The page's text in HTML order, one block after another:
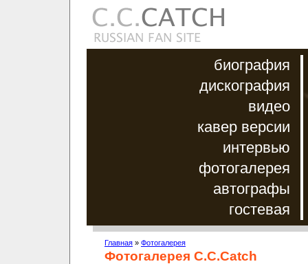
биография
дискография
видео
кавер версии
интервью
фотогалерея
автографы
гостевая
Главная » Фотогалерея
Фотогалерея C.C.Catch